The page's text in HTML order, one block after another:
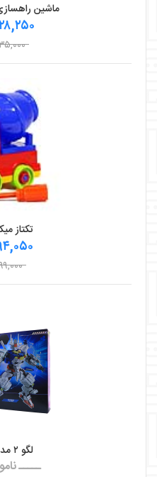
ماشین
۱۲۸,۲۵۰
۱۳۵,۰۰۰
تکتاز
۹۴,۰۵۰
۹۹,۰۰۰
لگو ۲ مدل T۳۱۳۰
ـــــ